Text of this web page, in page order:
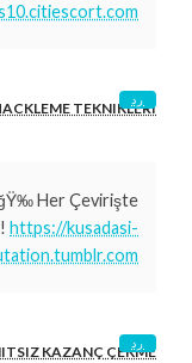
TEKNIKLERI
Her Çevirişte
https://kusadasi-
رد
KAZANÇ ÇEKME
رد